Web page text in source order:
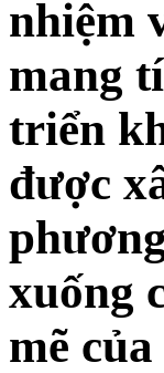
nhiệm
mang
triển
được
xuống
mẽ